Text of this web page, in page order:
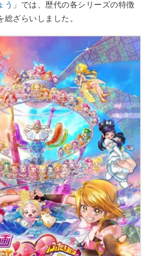
う 」では、歴代の各シリーズの特徴
ざらいしました。